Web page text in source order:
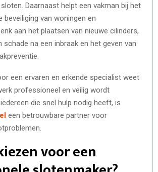
Daarnaast helpt een vakman bij het
beveiliging van woningen en
aan het plaatsen van nieuwe cilinders,
schade na een inbraak en het geven van
een ervaren en erkende specialist weet
professioneel en veilig wordt
die snel hulp nodig heeft, is
een betrouwbare partner voor
voor een